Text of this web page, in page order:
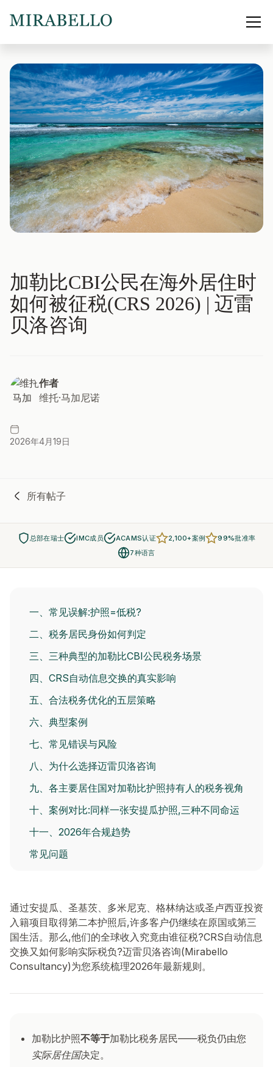
加勒比CBI公民在海外居住时
如何被征税(CRS 2026) | 迈雷
贝洛咨询
作者
维托·马加尼诺
2026年4月19日
所有帖子
总部在瑞士 IMC成员 ACAMS认证 2,100+案例
99%批准率
7种语言
一、常见误解:护照=低税?
二、税务居民身份如何判定
三、三种典型的加勒比CBI公民税务场景
四、CRS自动信息交换的真实影响
五、合法税务优化的五层策略
六、典型案例
七、常见错误与风险
八、为什么选择迈雷贝洛咨询
九、各主要居住国对加勒比护照持有人的税务视角
十、案例对比:同样一张安提瓜护照,三种不同命运
十一、2026年合规趋势
常见问题
通过安提瓜、圣基茨、多米尼克、格林纳达或圣卢西亚投资
入籍项目取得第二本护照后,许多客户仍继续在原国或第三
国生活。那么,他们的全球收入究竟由谁征税?CRS自动信息
交换又如何影响实际税负?迈雷贝洛咨询(Mirabello
Consultancy)为您系统梳理2026年最新规则。
加勒比护照不等于加勒比税务居民——税负仍由您
实际居住国决定。